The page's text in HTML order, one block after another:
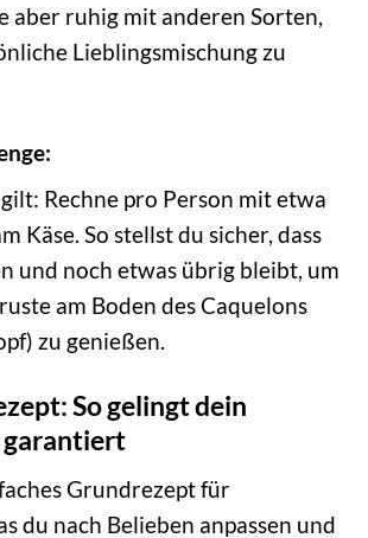
aber ruhig mit anderen Sorten,
Lieblingsmischung zu
Rechne pro Person mit etwa
Käse. So stellst du sicher, dass
und noch etwas übrig bleibt, um
am Boden des Caquelons
zu genießen.
So gelingt dein
garantiert
Grundrezept für
du nach Belieben anpassen und